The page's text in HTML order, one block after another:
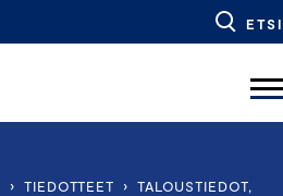
ETSI
› TIEDOTTEET › TALOUSTIEDOT,